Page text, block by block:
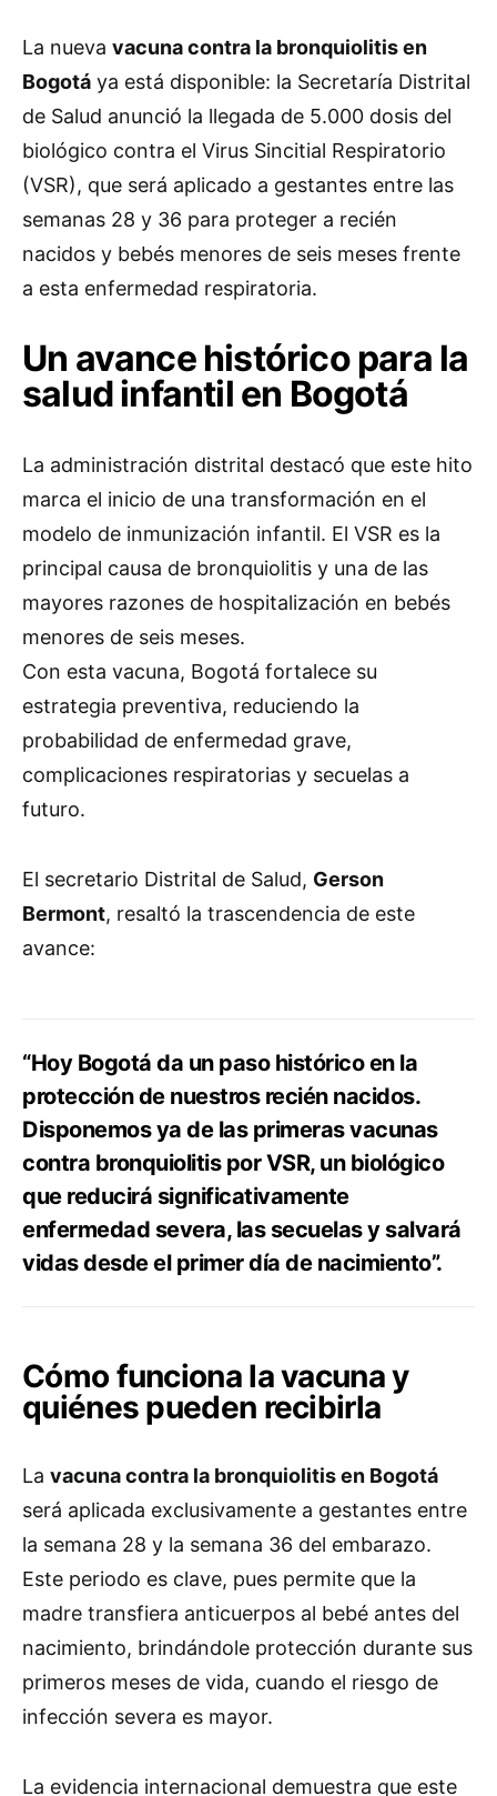
La nueva vacuna contra la bronquiolitis en
Bogotá ya está disponible: la Secretaría Distrital
de Salud anunció la llegada de 5.000 dosis del
biológico contra el Virus Sincitial Respiratorio
(VSR), que será aplicado a gestantes entre las
semanas 28 y 36 para proteger a recién
nacidos y bebés menores de seis meses frente
a esta enfermedad respiratoria.
Un avance histórico para la
salud infantil en Bogotá
La administración distrital destacó que este hito
marca el inicio de una transformación en el
modelo de inmunización infantil. El VSR es la
principal causa de bronquiolitis y una de las
mayores razones de hospitalización en bebés
menores de seis meses.
Con esta vacuna, Bogotá fortalece su
estrategia preventiva, reduciendo la
probabilidad de enfermedad grave,
complicaciones respiratorias y secuelas a
futuro.
El secretario Distrital de Salud, Gerson
Bermont, resaltó la trascendencia de este
avance:
“Hoy Bogotá da un paso histórico en la
protección de nuestros recién nacidos.
Disponemos ya de las primeras vacunas
contra bronquiolitis por VSR, un biológico
que reducirá significativamente
enfermedad severa, las secuelas y salvará
vidas desde el primer día de nacimiento”.
Cómo funciona la vacuna y
quiénes pueden recibirla
La vacuna contra la bronquiolitis en Bogotá
será aplicada exclusivamente a gestantes entre
la semana 28 y la semana 36 del embarazo.
Este periodo es clave, pues permite que la
madre transfiera anticuerpos al bebé antes del
nacimiento, brindándole protección durante sus
primeros meses de vida, cuando el riesgo de
infección severa es mayor.
La evidencia internacional demuestra que este